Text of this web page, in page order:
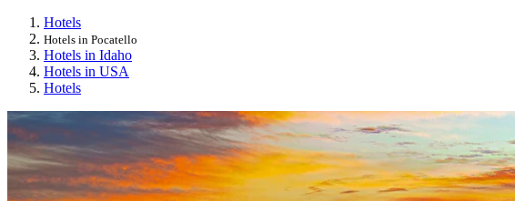
Hotels
Hotels in Pocatello
Hotels in Idaho
Hotels in USA
Hotels